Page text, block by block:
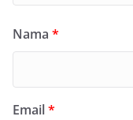
Nama *
Email*